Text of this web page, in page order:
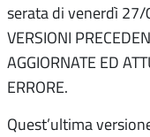
serata di venerdì 27/
VERSIONI
AGGIORNATE ED
ERRORE.
Quest’ultima